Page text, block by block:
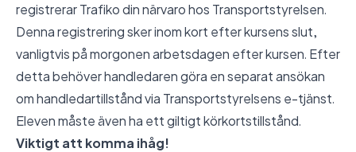
registrerar Trafiko din närvaro hos Transportstyrelsen.
Denna registrering sker inom kort efter kursens slut,
vanligtvis på morgonen arbetsdagen efter kursen. Efter
detta behöver handledaren göra en separat ansökan
om handledartillstånd via Transportstyrelsens e-tjänst.
Eleven måste även ha ett giltigt körkortstillstånd.
Viktigt att komma ihåg!